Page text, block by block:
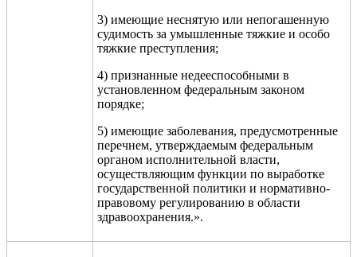
3) имеющие неснятую или непогашенную
судимость за умышленные тяжкие и особо
тяжкие преступления;
4) признанные недееспособными в
установленном федеральным законом
порядке;
5) имеющие заболевания, предусмотренные
перечнем, утверждаемым федеральным
органом исполнительной власти,
осуществляющим функции по выработке
государственной политики и нормативно-
правовому регулированию в области
здравоохранения.».